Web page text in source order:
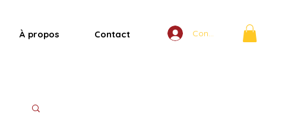
À propos Contact Connexion